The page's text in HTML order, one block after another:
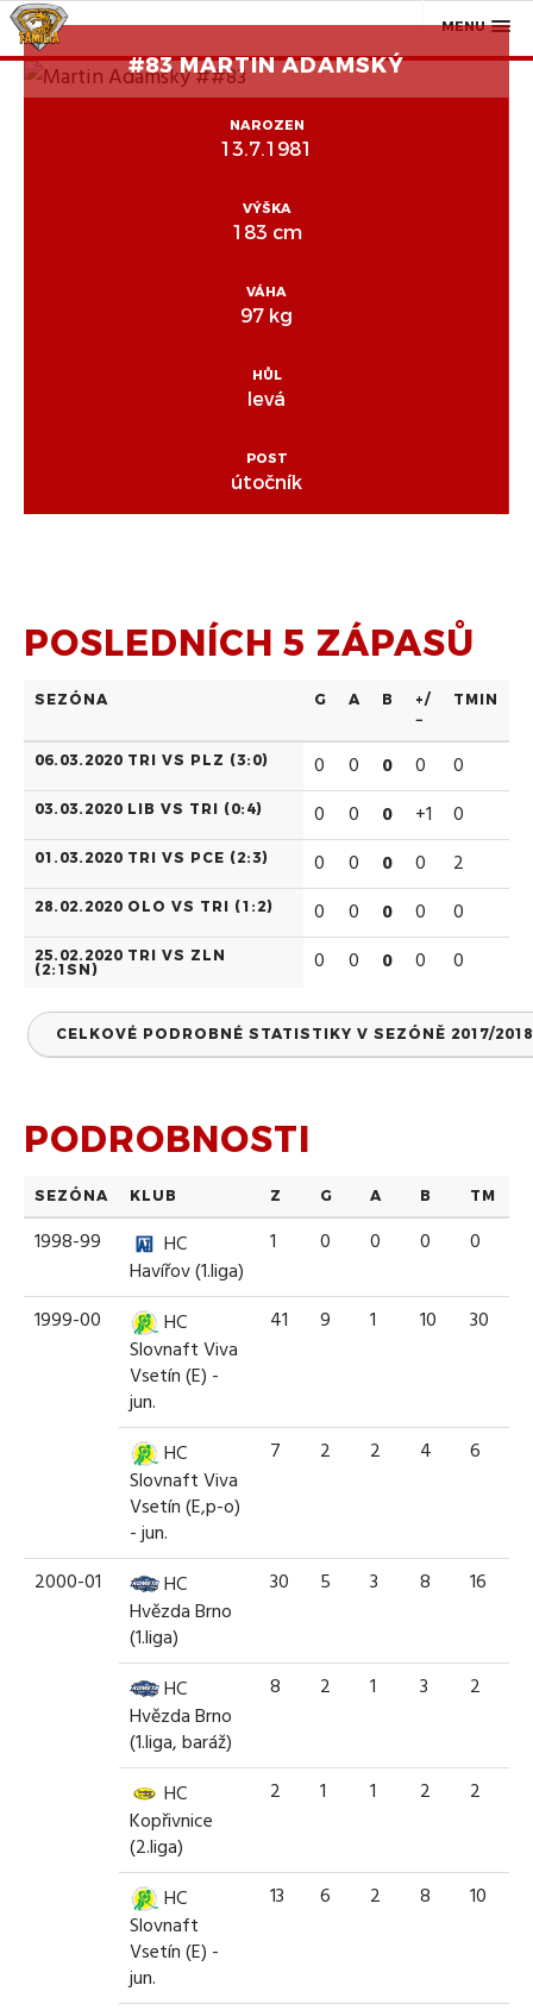
MENU
#83 MARTIN ADAMSKÝ
NAROZEN
13.7.1981
VÝŠKA
183 cm
VÁHA
97 kg
HŮL
levá
POST
útočník
POSLEDNÍCH 5 ZÁPASŮ
SEZÓNA G A B
+/
−
TMIN
06.03.2020 TRI VS PLZ (3:0) 0 0 0 0 0
03.03.2020 LIB VS TRI (0:4) 0 0 0 +1 0
01.03.2020 TRI VS PCE (2:3) 0 0 0 0 2
28.02.2020 OLO VS TRI (1:2) 0 0 0 0 0
25.02.2020 TRI VS ZLN
(2:1SN) 0 0 0 0 0
CELKOVÉ PODROBNÉ STATISTIKY V SEZÓNĚ 2017/2018
PODROBNOSTI
SEZÓNA KLUB Z G A B TM
1998-99
HC
Havířov (1.liga)
1 0 0 0 0
1999-00
HC
Slovnaft Viva
Vsetín (E) -
jun.
41 9 1 10 30
HC
Slovnaft Viva
Vsetín (E,p-o)
- jun.
7 2 2 4 6
2000-01
HC
Hvězda Brno
(1.liga)
30 5 3 8 16
HC
Hvězda Brno
(1.liga, baráž)
8 2 1 3 2
HC
Kopřivnice
(2.liga)
2 1 1 2 2
HC
Slovnaft
Vsetín (E) -
jun.
13 6 2 8 10